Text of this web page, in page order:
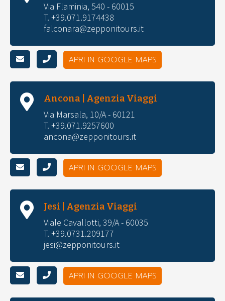
Via Flaminia, 540 - 60015
T. +39.071.9174438
falconara@zepponitours.it
APRI IN GOOGLE MAPS
Ancona | Agenzia Viaggi
Via Marsala, 10/A - 60121
T. +39.071.9257600
ancona@zepponitours.it
APRI IN GOOGLE MAPS
Jesi | Agenzia Viaggi
Viale Cavallotti, 39/A - 60035
T. +39.0731.209177
jesi@zepponitours.it
APRI IN GOOGLE MAPS